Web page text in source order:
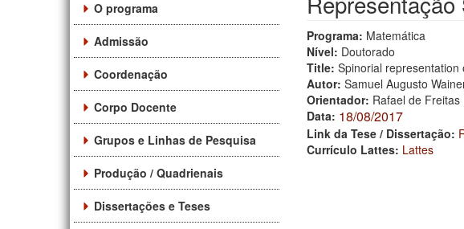
O programa
Admissão
Coordenação
Corpo Docente
Grupos e Linhas de Pesquisa
Produção / Quadrienais
Dissertações e Teses
Programa: Matemática
Nível: Doutorado
Title: Spinorial representation
Autor: Samuel Augusto
Orientador: Rafael de Freitas
Data: 18/08/2017
Link da Tese / Dissertação:
Currículo Lattes: Lattes